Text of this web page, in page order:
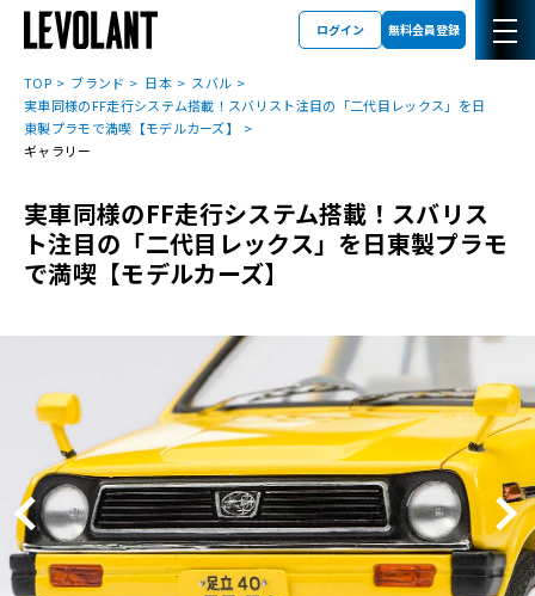
ログイン 無料会員登録
TOP ブランド 日本
スバル
実車同様のFF走行システム搭載！スバリスト注目の「二代目レックス」を日
東製プラモで満喫【モデルカーズ】
ギャラリー
実車同様のFF走行システム搭載！スバリス
ト注目の「二代目レックス」を日東製プラモ
で満喫【モデルカーズ】